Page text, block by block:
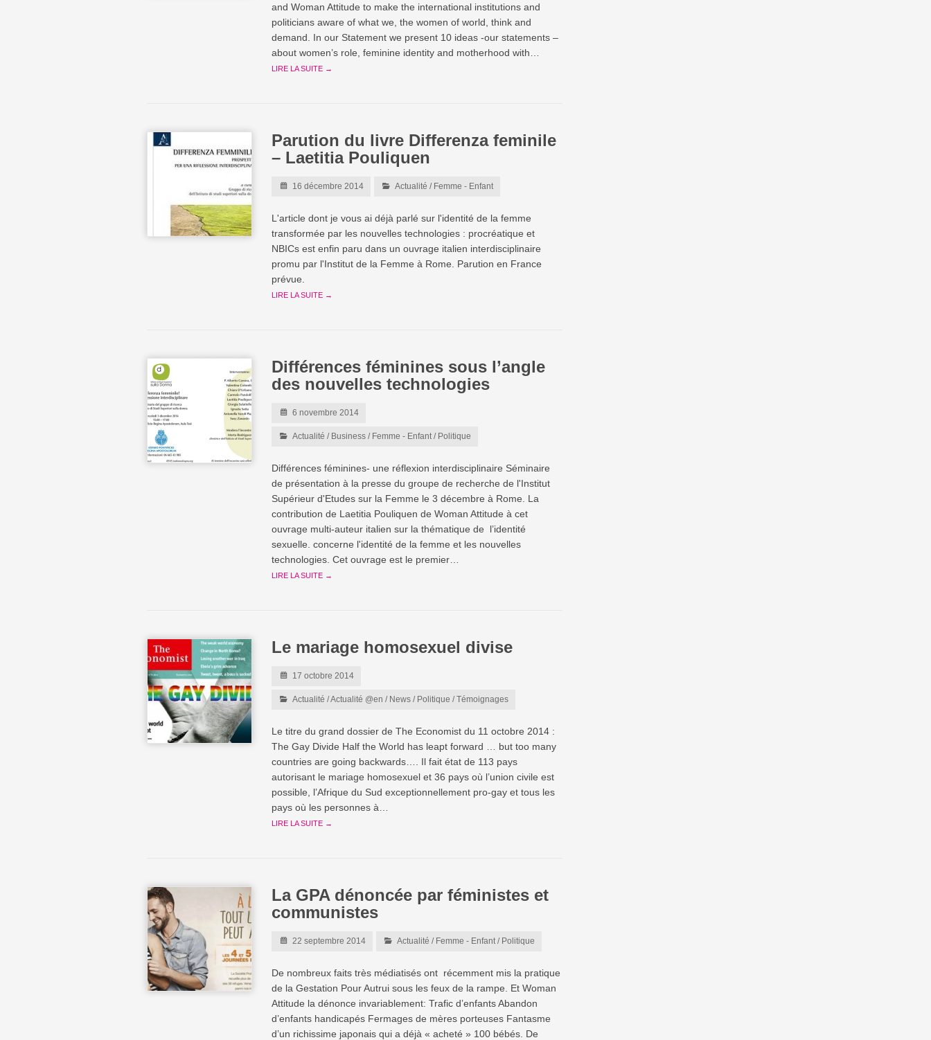
and Woman Attitude to make the international institutions and
politicians aware of what we, the women of world, think and
demand. In our Statement we present 10 ideas -our statements –
about women’s role, feminine identity and motherhood with…
LIRE LA SUITE →
Parution du livre Differenza feminile
– Laetitia Pouliquen
16 décembre 2014 Actualité / Femme - Enfant
L'article dont je vous ai déjà parlé sur l'identité de la femme
transformée par les nouvelles technologies : procréatique et
NBICs est enfin paru dans un ouvrage italien interdisciplinaire
promu par l'Institut de la Femme à Rome. Parution en France
prévue.
LIRE LA SUITE →
Différences féminines sous l’angle
des nouvelles technologies
6 novembre 2014
Actualité / Business / Femme - Enfant/ Politique
Différences féminines- une réflexion interdisciplinaire Séminaire
de présentation à la presse du groupe de recherche de l'Institut
Supérieur d'Etudes sur la Femme le 3 décembre à Rome. La
contribution de Laetitia Pouliquen de Woman Attitude à cet
ouvrage multi-auteur italien sur la thématique de l’identité
sexuelle. concerne l'identité de la femme et les nouvelles
technologies. Cet ouvrage est le premier…
LIRE LA SUITE →
Le mariage homosexuel divise
17 octobre 2014
Actualité /Actualité @en / News / Politique /Témoignages
Le titre du grand dossier de The Economist du 11 octobre 2014 :
The Gay Divide Half the World has leapt forward … but too many
countries are going backwards…. Il fait état de 113 pays
autorisant le mariage homosexuel et 36 pays où l’union civile est
possible, l’Afrique du Sud exceptionnellement pro-gay et tous les
pays où les personnes à…
LIRE LA SUITE →
La GPA dénoncée par féministes et
communistes
22 septembre 2014 Actualité / Femme - Enfant/ Politique
De nombreux faits très médiatisés ont récemment mis la pratique
de la Gestation Pour Autrui sous les feux de la rampe. Et Woman
Attitude la dénonce invariablement: Trafic d’enfants Abandon
d’enfants handicapés Fermages de mères porteuses Fantasme
d’un richissime japonais qui a déjà « acheté » 100 bébés. De